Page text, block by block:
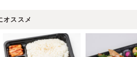
オススメ